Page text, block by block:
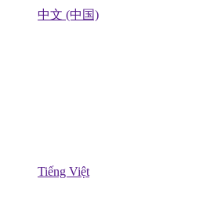
中文 (中国)
Tiếng Việt